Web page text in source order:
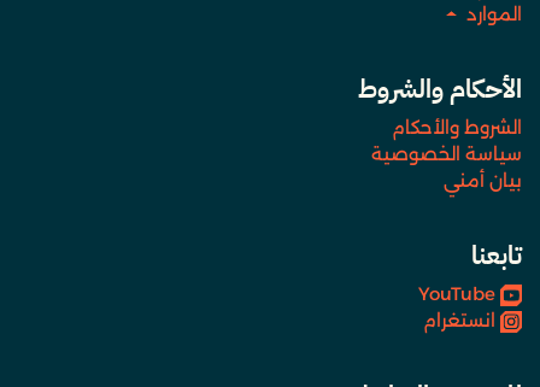
الموارد
الأحكام والشروط
الشروط والأحكام
سياسة الخصوصية
بيان أمني
تابعنا
YouTube
انستغرام